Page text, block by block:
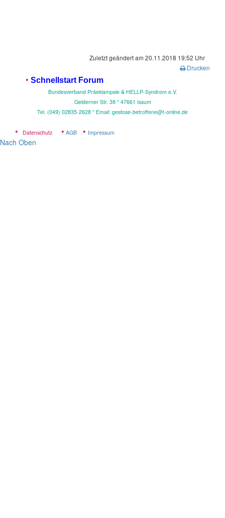
Zuletzt geändert am 20.11.2018 19:52 Uhr
Drucken
• Schnellstart Forum
Bundesverband Präeklampsie & HELLP-Syndrom e.V.
Gelderner Str. 39 * 47661 Issum
Tel. (049) 02835-2628 * Email: gestose-betroffene@t-online.de
• Datenschutz • AGB • Impressum
Nach Oben